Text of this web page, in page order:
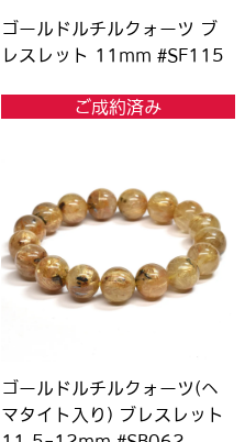
ゴールドルチルクォーツ ブ
レスレット 11mm #SF115
ご成約済み
ゴールドルチルクォーツ(ヘ
マタイト入り) ブレスレット